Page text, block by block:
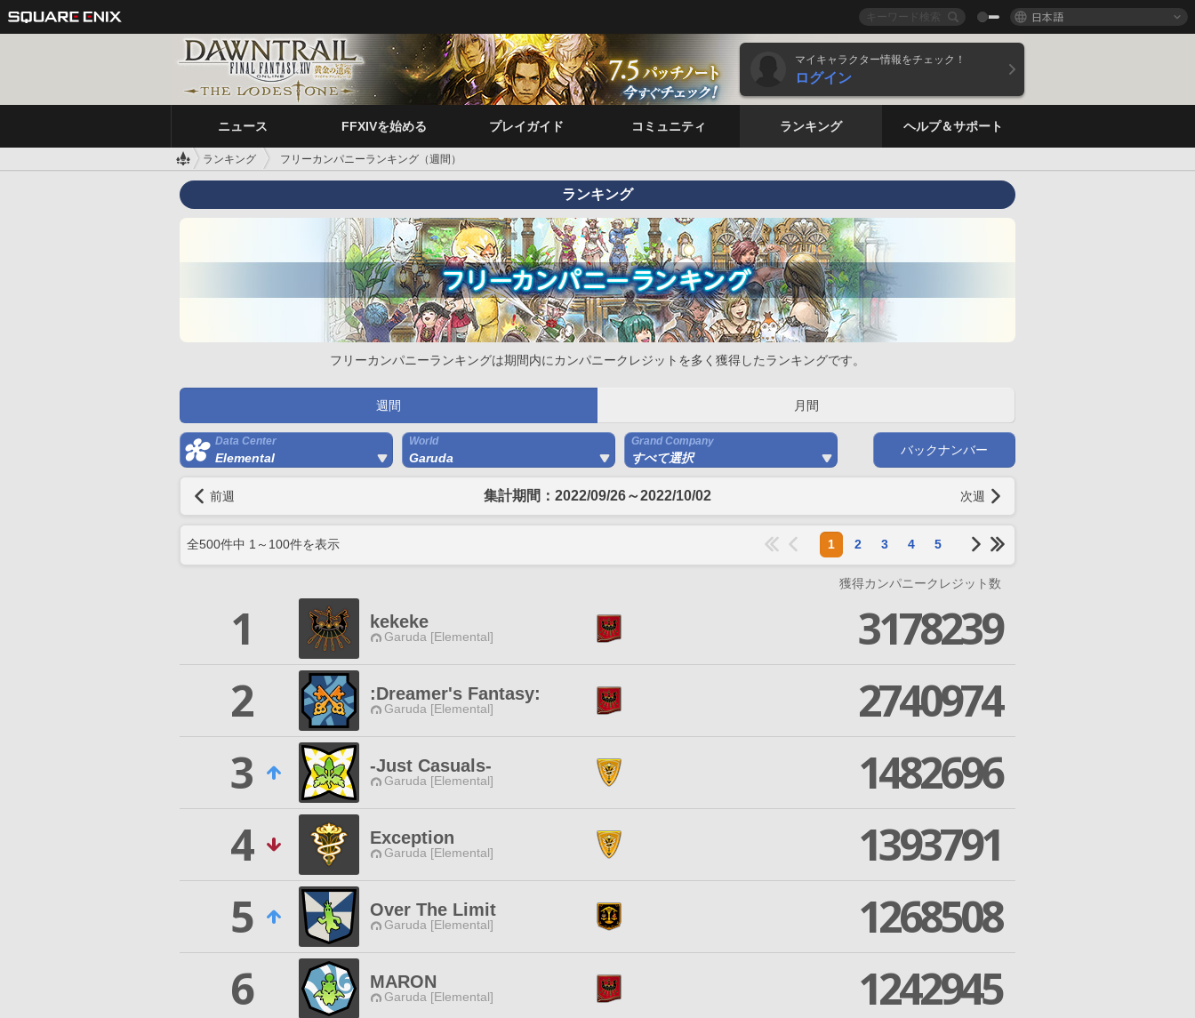
日本語
マイキャラクター情報をチェック！
ログイン
ニュース FFXIVを始める プレイガイド コミュニティ ランキング ヘルプ＆サポート
ランキング フリーカンパニーランキング（週間）
ランキング
フリーカンパニーランキングは期間内にカンパニークレジットを多く獲得したランキングです。
週間 月間
Data Center
Elemental
World
Garuda
Grand Company
すべて選択
バックナンバー
前週 集計期間：2022/09/26～2022/10/02 次週
全500件中 1 ～ 100件を表示 1 2 3 4 5
獲得カンパニークレジット数
1 kekeke
Garuda [Elemental]
3178239
2
:Dreamer's Fantasy:
Garuda [Elemental]
2740974
3
-Just Casuals-
Garuda [Elemental]
1482696
4
Exception
Garuda [Elemental]
1393791
5
Over The Limit
Garuda [Elemental]
1268508
6
MARON
Garuda [Elemental]
1242945